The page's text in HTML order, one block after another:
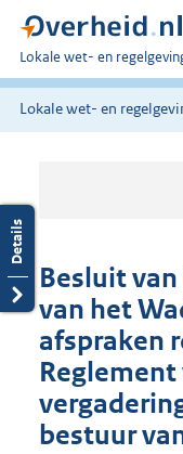
U
bent
hier:
Lokale wet- en
Lokale wet- en
Besluit
van het
afspraken
Reglement
bestuur